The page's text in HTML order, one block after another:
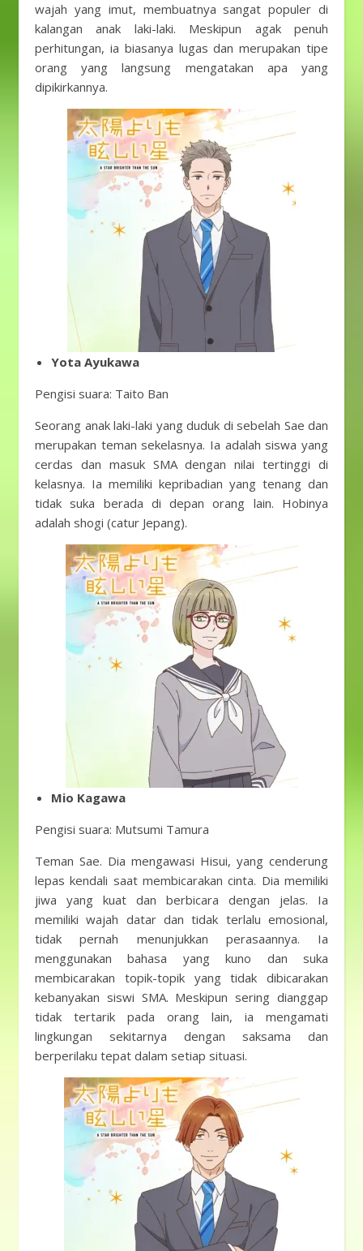
wajah yang imut, membuatnya sangat populer di
kalangan anak laki-laki. Meskipun agak penuh
perhitungan, ia biasanya lugas dan merupakan tipe
orang yang langsung mengatakan apa yang
dipikirkannya.
Yota Ayukawa
Pengisi suara: Taito Ban
Seorang anak laki-laki yang duduk di sebelah Sae dan
merupakan teman sekelasnya. Ia adalah siswa yang
cerdas dan masuk SMA dengan nilai tertinggi di
kelasnya. Ia memiliki kepribadian yang tenang dan
tidak suka berada di depan orang lain. Hobinya
adalah shogi (catur Jepang).
Mio Kagawa
Pengisi suara: Mutsumi Tamura
Teman Sae. Dia mengawasi Hisui, yang cenderung
lepas kendali saat membicarakan cinta. Dia memiliki
jiwa yang kuat dan berbicara dengan jelas. Ia
memiliki wajah datar dan tidak terlalu emosional,
tidak pernah menunjukkan perasaannya. Ia
menggunakan bahasa yang kuno dan suka
membicarakan topik-topik yang tidak dibicarakan
kebanyakan siswi SMA. Meskipun sering dianggap
tidak tertarik pada orang lain, ia mengamati
lingkungan sekitarnya dengan saksama dan
berperilaku tepat dalam setiap situasi.